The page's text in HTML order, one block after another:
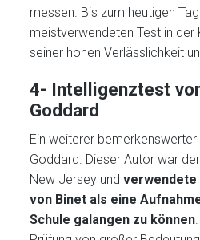
messen. Bis zum heutigen
meistverwendeten Test in der
seiner hohen Verlässlichkeit
4- Intelligenztest
Goddard
Ein weiterer
Goddard. Dieser Autor war
New Jersey und
von Binet als eine
Schule galangen zu können